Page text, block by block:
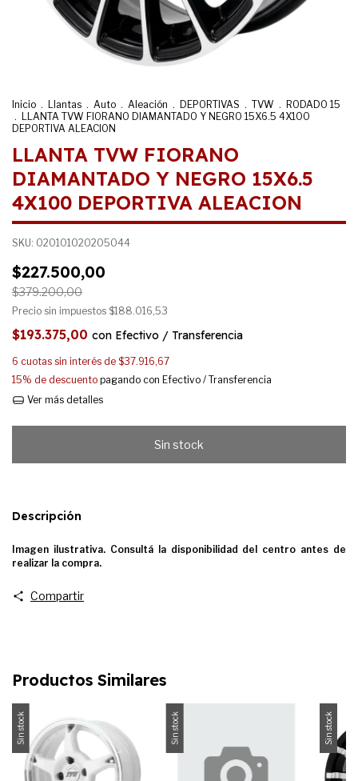
Inicio . Llantas . Auto . Aleación . DEPORTIVAS . TVW . RODADO 15
. LLANTA TVW FIORANO DIAMANTADO Y NEGRO 15X6.5 4X100
DEPORTIVA ALEACION
LLANTA TVW FIORANO
DIAMANTADO Y NEGRO 15X6.5
4X100 DEPORTIVA ALEACION
SKU: 020101020205044
$227.500,00
$379.200,00
Precio sin impuestos $188.016,53
$193.375,00 con Efectivo / Transferencia
6 cuotas sin interés de $37.916,67
15% de descuento pagando con Efectivo / Transferencia
Ver más detalles
Descripción
Imagen ilustrativa. Consultá la disponibilidad del centro antes de
realizar la compra.
Compartir
Productos Similares
Sin stock Sin stock Sin stock